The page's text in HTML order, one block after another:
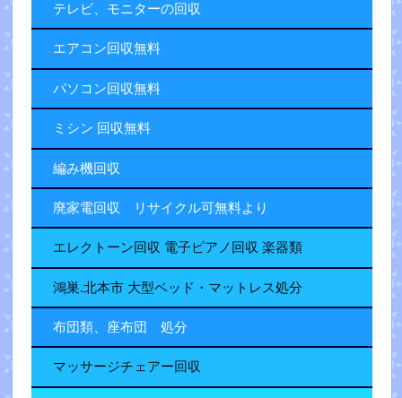
テレビ、モニターの回収
エアコン回収無料
パソコン回収無料
ミシン 回収無料
編み機回収
廃家電回収 リサイクル可無料より
エレクトーン回収 電子ピアノ回収 楽器類
鴻巣.北本市 大型ベッド・マットレス処分
布団類、座布団 処分
マッサージチェアー回収